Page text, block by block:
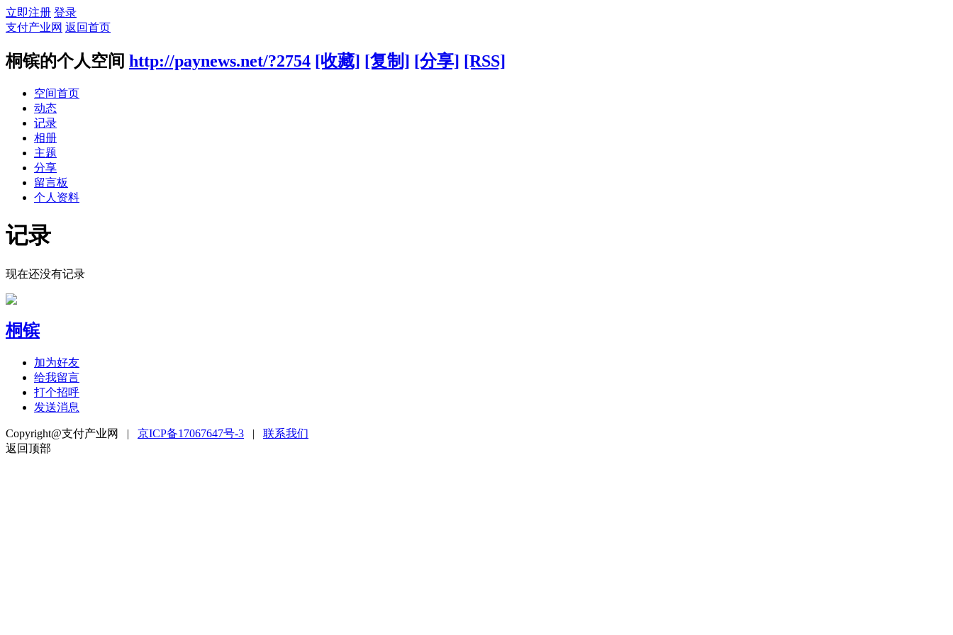
立即注册 登录
支付产业网 返回首页
桐镔的个人空间 http://paynews.net/?2754 [收藏] [复制] [分享] [RSS]
空间首页
动态
记录
相册
主题
分享
留言板
个人资料
记录
现在还没有记录
桐镔
加为好友
给我留言
打个招呼
发送消息
Copyright@支付产业网 | 京ICP备17067647号-3 | 联系我们
返回顶部